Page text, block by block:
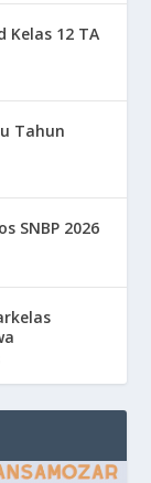
Kelas 12 TA
Tahun
SNBP 2026